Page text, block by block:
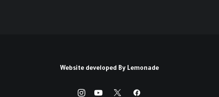
Website developed By Lemonade